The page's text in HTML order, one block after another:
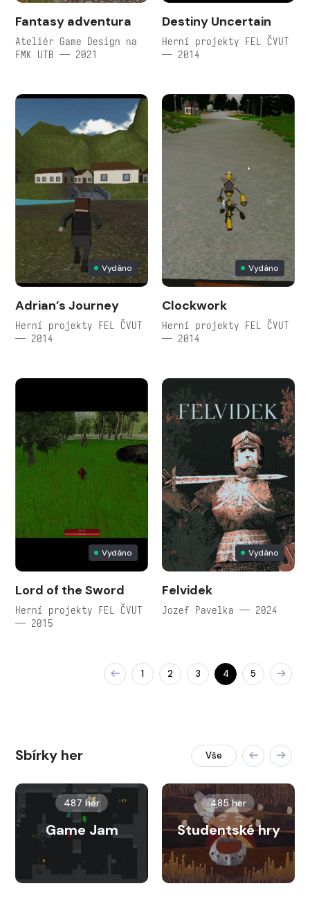
Fantasy adventura
Ateliér Game Design na
FMK UTB — 2021
Destiny Uncertain
Herní projekty FEL ČVUT
— 2014
Vydáno
Adrian’s Journey
Herní projekty FEL ČVUT
— 2014
Vydáno
Clockwork
Herní projekty FEL ČVUT
— 2014
Vydáno
Lord of the Sword
Herní projekty FEL ČVUT
— 2015
Vydáno
Felvidek
Jozef Pavelka — 2024
1 2 3 4 5
Sbírky her Vše
487 her
Game Jam
485 her
Studentské hry